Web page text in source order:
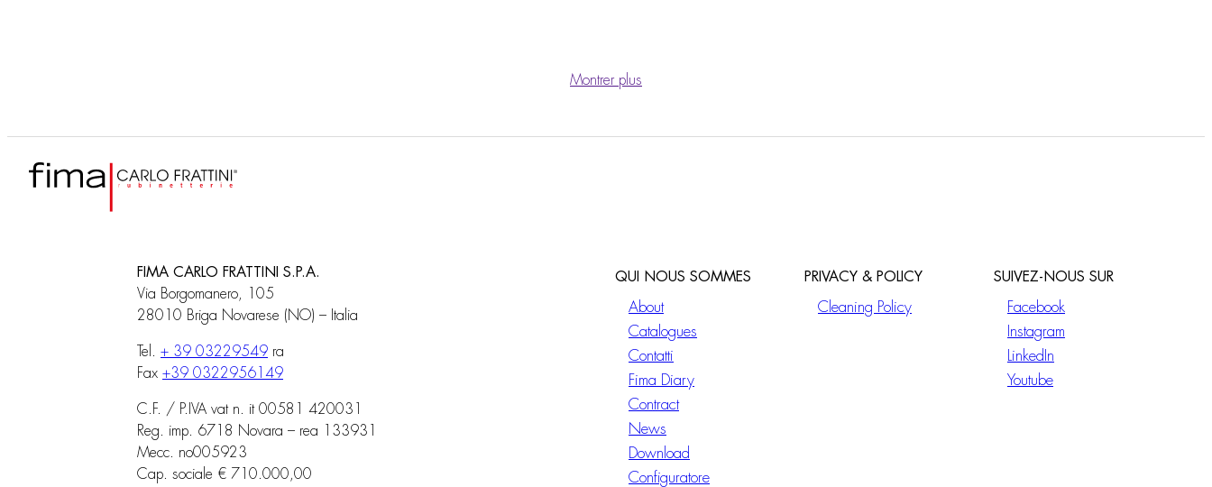
Montrer plus
FIMA CARLO FRATTINI S.P.A.
Via Borgomanero, 105
28010 Briga Novarese (NO) – Italia
Tel. + 39 03229549 ra
Fax +39 0322956149
C.F. / P.IVA vat n. it 00581 420031
Reg. imp. 6718 Novara – rea 133931
Mecc. no005923
Cap. sociale € 710.000,00
QUI NOUS SOMMES
About
Catalogues
Contatti
Fima Diary
Contract
News
Download
Configuratore
PRIVACY & POLICY
Cleaning Policy
SUIVEZ-NOUS SUR
Facebook
Instagram
LinkedIn
Youtube